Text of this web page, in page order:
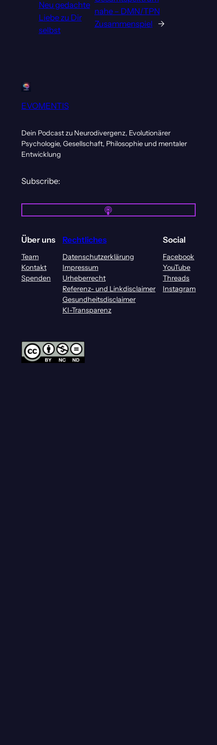
Neu gedachte
Liebe zu Dir
selbst
nahe – DMN/TPN
Zusammenspiel
→
EVOMENTIS
Dein Podcast zu Neurodivergenz, Evolutionärer
Psychologie, Gesellschaft, Philosophie und mentaler
Entwicklung
Subscribe:
Über uns
Team
Kontakt
Spenden
Rechtliches
Datenschutzerklärung
Impressum
Urheberrecht
Referenz- und Linkdisclaimer
Gesundheitsdisclaimer
KI-Transparenz
Social
Facebook
YouTube
Threads
Instagram